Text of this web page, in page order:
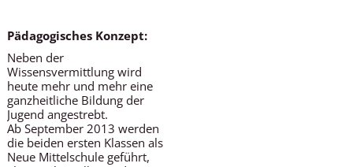
Pädagogisches Konzept:
Neben der
Wissensvermittlung wird
heute mehr und mehr eine
ganzheitliche Bildung der
Jugend angestrebt.
Ab September 2013 werden
die beiden ersten Klassen als
Neue Mittelschule geführt,